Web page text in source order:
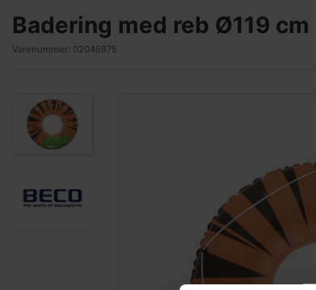
Badering med reb Ø119 cm
Varenummer: 02049875